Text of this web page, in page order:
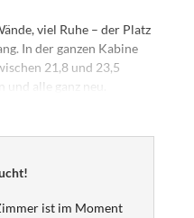
viel Ruhe – der Platz
In der ganzen Kabine
21,8 und 23,5
alle ganz neu.
erst ab Sommer
sind die Bilder
schöner.
ist im Moment